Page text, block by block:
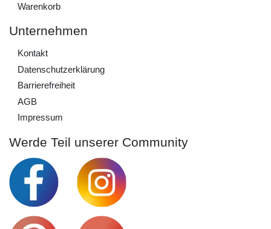
Warenkorb
Unternehmen
Kontakt
Daten­schutz­erklärung
Barrierefreiheit
AGB
Impressum
Werde Teil unserer Community